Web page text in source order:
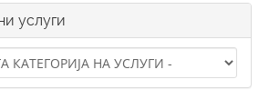
услуги